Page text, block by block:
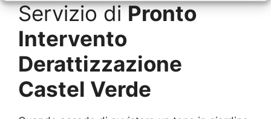
Servizio diPronto
Intervento
Derattizzazione
Castel Verde